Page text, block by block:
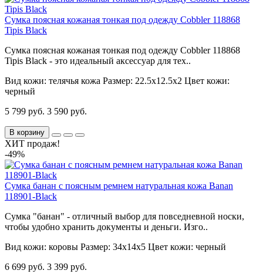
Сумка поясная кожаная тонкая под одежду Cobbler 118868
Tipis Black
Сумка поясная кожаная тонкая под одежду Cobbler 118868
Tipis Black - это идеальный аксессуар для тех..
Вид кожи: телячья кожа Размер: 22.5х12.5х2 Цвет кожи:
черный
5 799 руб. 3 590 руб.
В корзину
ХИТ продаж!
-49%
Сумка банан с поясным ремнем натуральная кожа Banan
118901-Black
Сумка "банан" - отличный выбор для повседневной носки,
чтобы удобно хранить документы и деньги. Изго..
Вид кожи: коровы Размер: 34х14х5 Цвет кожи: черный
6 699 руб. 3 399 руб.